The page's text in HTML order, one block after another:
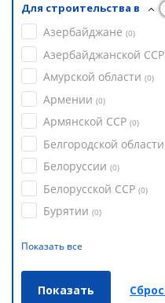
Для строительства в
Азербайджане (0)
Азербайджанской ССР
Амурской области (0)
Армении (0)
Армянской ССР (0)
Белгородской области
Белоруссии (0)
Белорусской ССР (0)
Бурятии (0)
Показать все